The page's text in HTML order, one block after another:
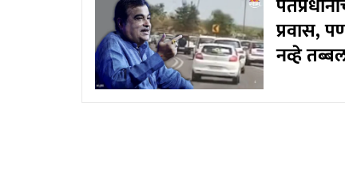
प्रवास,
नव्हे